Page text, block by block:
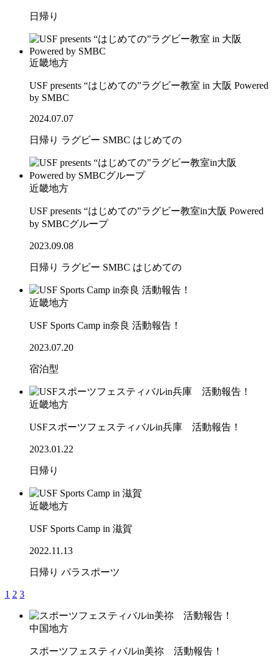
日帰り
近畿地方
USF presents “はじめての”ラグビー教室 in 大阪 Powered
by SMBC
2024.07.07
日帰り ラグビー SMBC はじめての
近畿地方
USF presents “はじめての”ラグビー教室in大阪 Powered
by SMBCグループ
2023.09.08
日帰り ラグビー SMBC はじめての
近畿地方
USF Sports Camp in奈良 活動報告！
2023.07.20
宿泊型
近畿地方
USFスポーツフェスティバルin兵庫 活動報告！
2023.01.22
日帰り
近畿地方
USF Sports Camp in 滋賀
2022.11.13
日帰り パラスポーツ
1 2 3
中国地方
スポーツフェスティバルin美祢 活動報告！